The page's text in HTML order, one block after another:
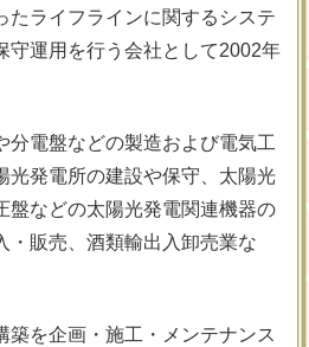
たライフラインに関するシステ
守運用を行う会社として2002年
分電盤などの製造および電気工
光発電所の建設や保守、太陽光
盤などの太陽光発電関連機器の
・販売、酒類輸出入卸売業な
築を企画・施工・メンテナンス